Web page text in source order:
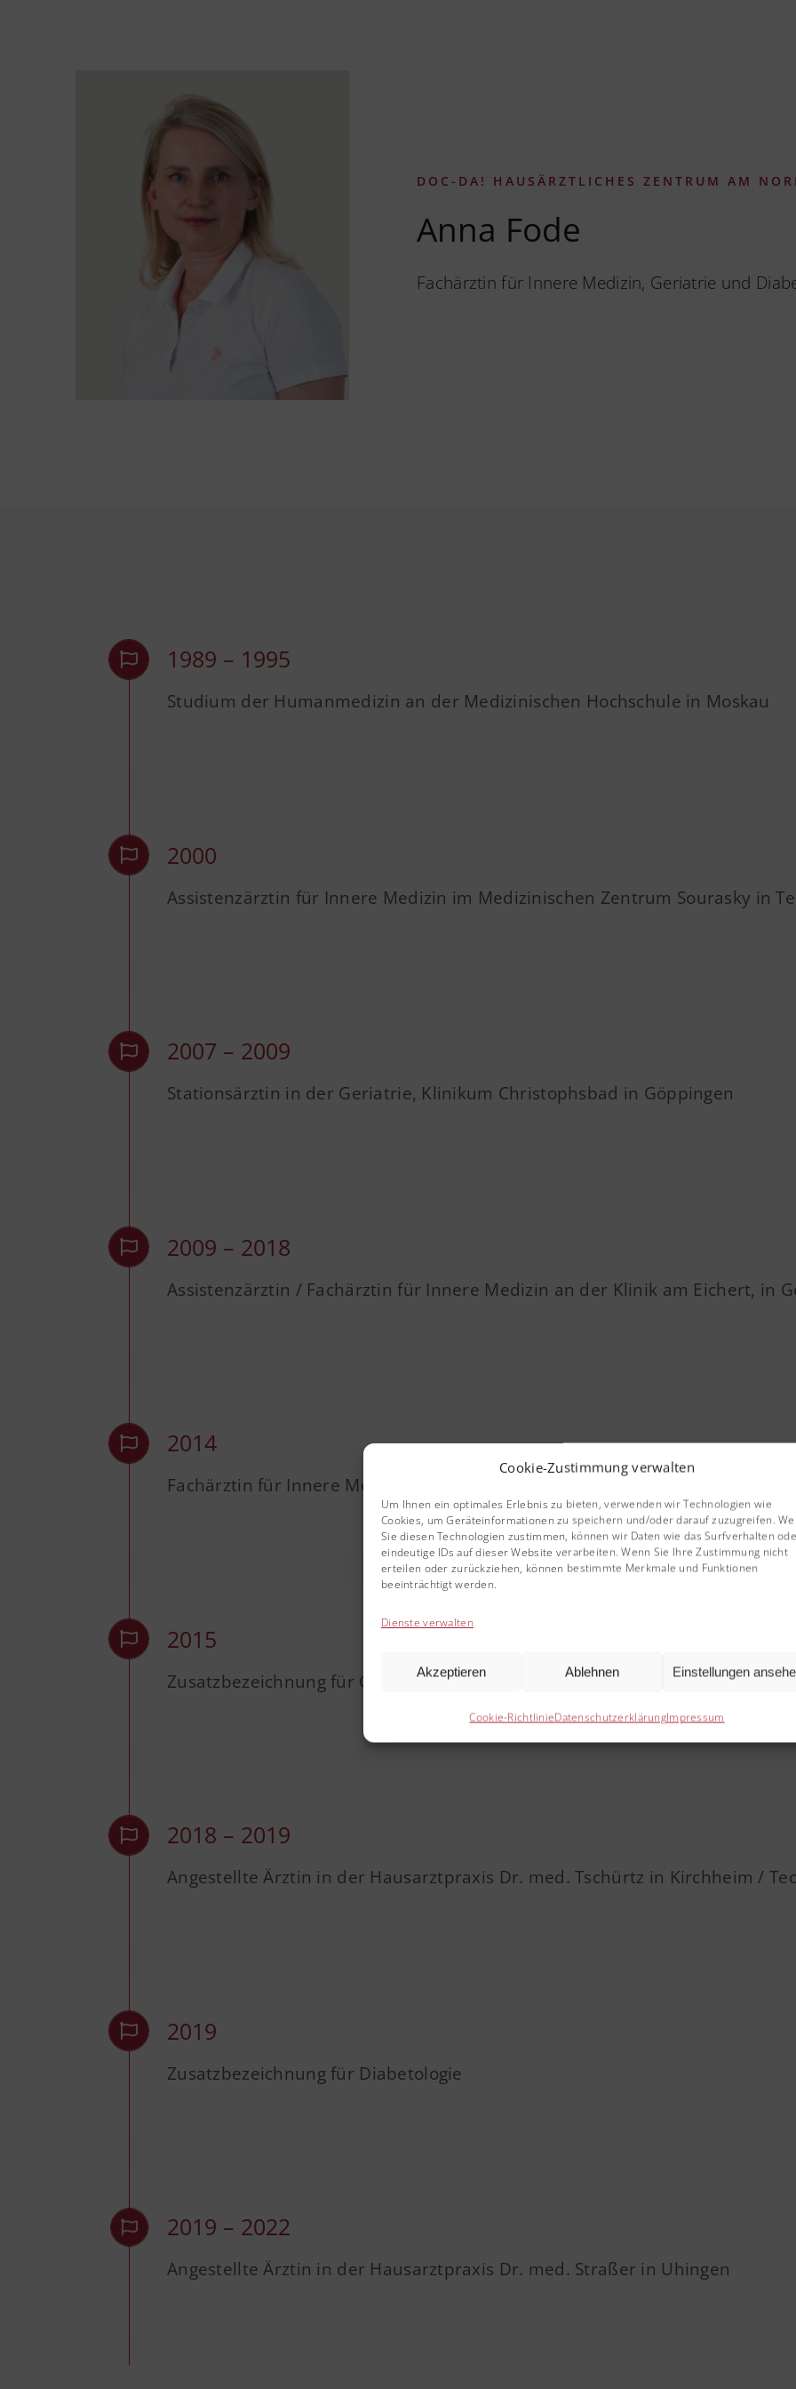
Cookie-Zustimmung verwalten
Um Ihnen ein optimales Erlebnis zu bieten, verwenden wir Technologien wie
Cookies, um Geräteinformationen zu speichern und/oder darauf zuzugreifen.
Sie diesen Technologien zustimmen, können wir Daten wie das Surfverhalten
eindeutige IDs auf dieser Website verarbeiten. Wenn Sie Ihre Zustimmung nicht
erteilen oder zurückziehen, können bestimmte Merkmale und Funktionen
beeinträchtigt werden.
Dienste verwalten
Akzeptieren Ablehnen Einstellungen
Cookie-RichtlinieDatenschutzerklärungImpressum
DOC-DA! HAUSÄRZTLICHES ZENTRUM AM
Anna Fode
Fachärztin für Innere Medizin, Geriatrie und
1989 – 1995
Studium der Humanmedizin an der Medizinischen Hochschule in Moskau
2000
Assistenzärztin für Innere Medizin im Medizinischen Zentrum Sourasky in
2007 – 2009
Stationsärztin in der Geriatrie, Klinikum Christophsbad in Göppingen
2009 – 2018
Assistenzärztin / Fachärztin für Innere Medizin an der Klinik am Eichert, in
2014
Fachärztin für Innere Medizin
2015
Zusatzbezeichnung für Geriatrie
2018 – 2019
Angestellte Ärztin in der Hausarztpraxis Dr. med. Tschürtz in Kirchheim /
2019
Zusatzbezeichnung für Diabetologie
2019 – 2022
Angestellte Ärztin in der Hausarztpraxis Dr. med. Straßer in Uhingen